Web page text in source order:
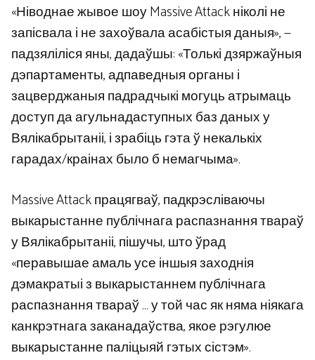
«Ніводнае жывое шоу Massive Attack ніколі не
запісвала і не захоўвала асабістыя даныя», —
падзяліліся яны, дадаўшы: «Толькі дзяржаўныя
дэпартаменты, адпаведныя органы і
зацверджаныя падрадчыкі могуць атрымаць
доступ да агульнадаступных баз даных у
Вялікабрытаніі, і зрабіць гэта ў некалькіх
гарадах/краінах было б немагчыма».
Massive Attack працягваў, падкрэсліваючы
выкарыстанне публічнага распазнання твараў
у Вялікабрытаніі, пішучы, што ўрад
«перавышае амаль усе іншыя заходнія
дэмакратыі з выкарыстаннем публічнага
распазнання твараў … у той час як няма ніякага
канкрэтнага заканадаўства, якое рэгулюе
выкарыстанне паліцыяй гэтых сістэм».